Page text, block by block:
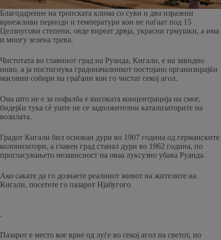
Благодарение на тропската клима со суви и два изразени
врнежливи периоди и температури кои не паѓаат под 15
Целзиусови степени, овде виреат дрвја, украсни грмушки, а има
и многу зелена трева.
Чистотата во главниот град на Руанда, Кигали, е на завидно
ниво, а ја постигнува градоначалникот постојано организирајќи
масовни собири на граѓани кои го чистат секој агол.
Она што не е за пофалба е високата концентрација на смог,
бидејќи тука сè уште не се задолжителни катализаторите на
возилата.
Градот Кигали бил основан дури во 1907 година од германските
колонизатори, а главен град станал дури во 1962 година, по
прогласувањето независност на оваа луксузно убава Руанда.
Ако сакате да го дознаете реалниот живот на жителите на
Кигали, посетете го пазарот Нјабугого
.
Пазарот е место кое врие од луѓе во секој агол на светот, но